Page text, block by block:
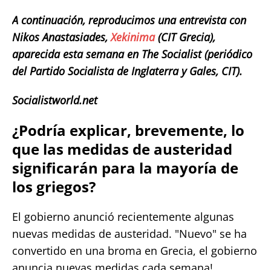
A continuación, reproducimos una entrevista con
Nikos Anastasiades,Xekinima(CIT Grecia),
aparecida esta semana en The Socialist (periódico
del Partido Socialista de Inglaterra y Gales, CIT).
Socialistworld.net
¿Podría explicar, brevemente, lo
que las medidas de austeridad
significarán para la mayoría de
los griegos?
El gobierno anunció recientemente algunas
nuevas medidas de austeridad. "Nuevo" se ha
convertido en una broma en Grecia, el gobierno